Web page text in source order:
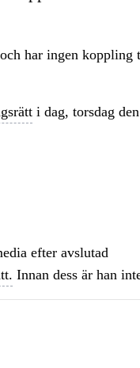
har ingen koppling
i dag, torsdag
efter avslutad
Innan dess är han